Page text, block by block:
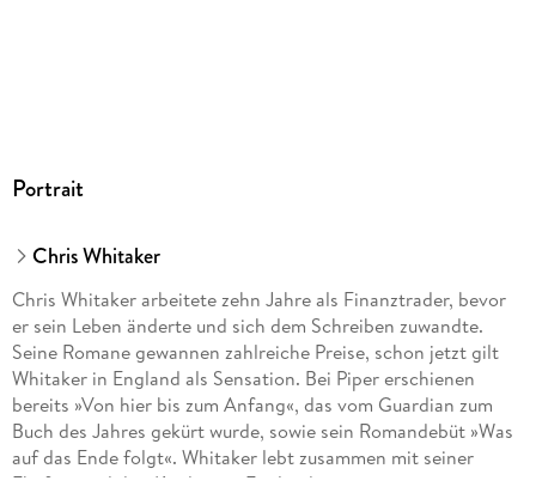
Portrait
Chris Whitaker
Chris Whitaker arbeitete zehn Jahre als Finanztrader, bevor
er sein Leben änderte und sich dem Schreiben zuwandte.
Seine Romane gewannen zahlreiche Preise, schon jetzt gilt
Whitaker in England als Sensation. Bei Piper erschienen
bereits »Von hier bis zum Anfang«, das vom Guardian zum
Buch des Jahres gekürt wurde, sowie sein Romandebüt »Was
auf das Ende folgt«. Whitaker lebt zusammen mit seiner
Ehefrau und drei Kindern in England.